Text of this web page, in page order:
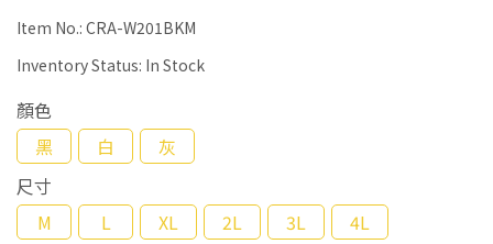
Item No.: CRA-W201BKM
Inventory Status: In Stock
顏色
黑
白
灰
尺寸
M
L XL 2L 3L 4L